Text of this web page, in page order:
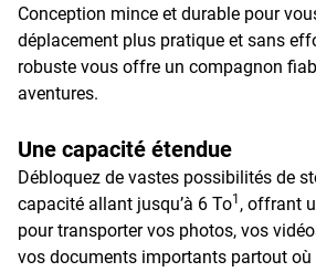
Conception mince et durable pour
déplacement plus pratique et sans
robuste vous offre un compagnon
aventures.
Une capacité étendue
Débloquez de vastes possibilités de
capacité allant jusqu’à 6 To1 , offrant
pour transporter vos photos, vos
vos documents importants partout où